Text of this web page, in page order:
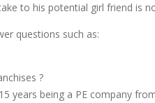
to his potential girl friend is
questions such as:
?
years being a PE company